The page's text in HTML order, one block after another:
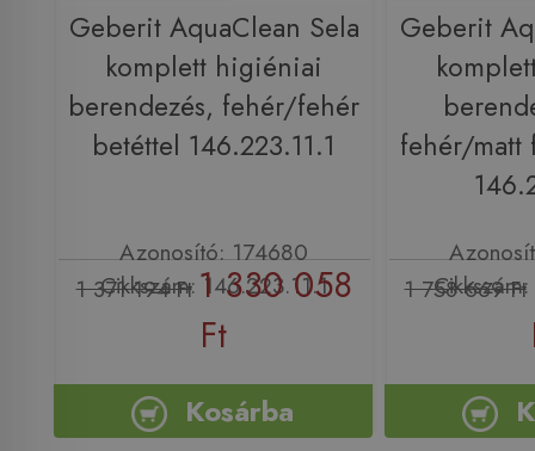
Geberit AquaClean Sela
komplett higiéniai
berendezés, fehér/fehér
betéttel 146.223.11.1
Azonosító: 174680
Cikkszám: 146.223.11.1
1 371 194 Ft 1 330 058
Ft
Kosárba
Geberit
fehér/matt
1 758 669 Ft